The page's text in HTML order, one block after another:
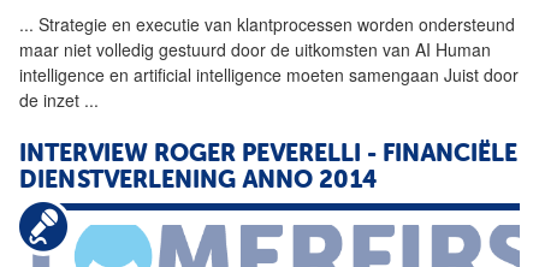
... Strategie en executie van klantprocessen worden ondersteund
maar niet volledig gestuurd door de uitkomsten van AI Human
intelligence en artificial intelligence moeten samengaan Juist door
de inzet ...
INTERVIEW ROGER PEVERELLI - FINANCIËLE
DIENSTVERLENING ANNO 2014